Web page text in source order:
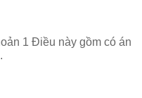
1 Điều này gồm có án